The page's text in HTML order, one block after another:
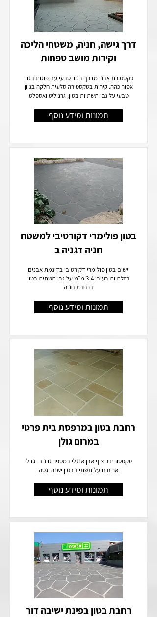
דרך גישה, חניה, משטחי הליכה
וקירות מושב טפחות
טקסטורת אבני מדרך בגוון טבעי עם פוגות בגוון
אפור כהה. קירות בטקסטורה סלעית חלקה בגוון
טבעי על גבי תשתיות בטון, גרנוליט ואספלט
תמונות ומידע נוסף
בטון פולימרי דקורטיבי למשטח
חניה דגניה ב
יישום בטון פולימרי דקורטיבי בדוגמת אבנים
בזלתיות בעובי 3-4 מ"מ על גבי תשתית בטון
ברחבת חניה
תמונות ומידע נוסף
רחבת בטון במרפסת בית פרטי
במרום גולן
טקסטורת ריצוף אבן אנגלי במספר גוונים וגדלי
אריחים על תשתית בטון ישנה וגסה
תמונות ומידע נוסף
רחבת בטון בפינת ישיבה דור